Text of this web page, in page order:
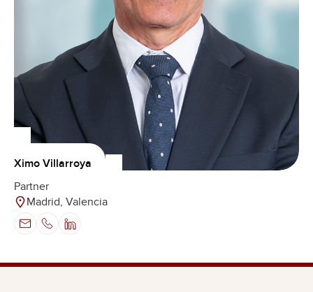
Ximo Villarroya
Partner
Madrid, Valencia